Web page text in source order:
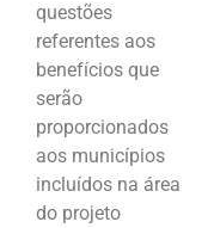
questões
referentes aos
benefícios que
serão
proporcionados
aos municípios
incluídos na área
do projeto